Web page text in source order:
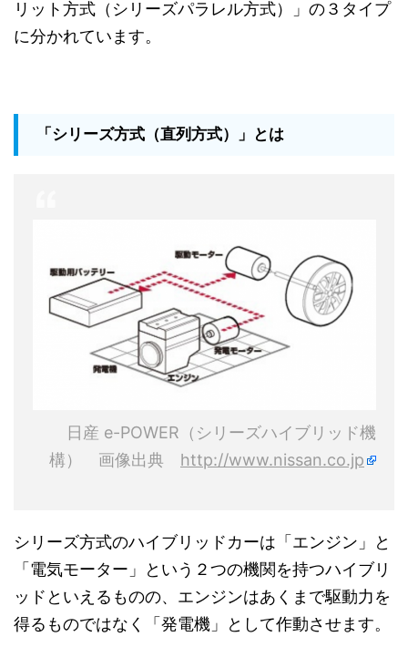
リット方式（シリーズパラレル方式）」の３タイプ
に分かれています。
「シリーズ方式（直列方式）」とは
日産 e-POWER（シリーズハイブリッド機
構） 画像出典 http://www.nissan.co.jp
シリーズ方式のハイブリッドカーは「エンジン」と
「電気モーター」という２つの機関を持つハイブリ
ッドといえるものの、エンジンはあくまで駆動力を
得るものではなく「発電機」として作動させます。